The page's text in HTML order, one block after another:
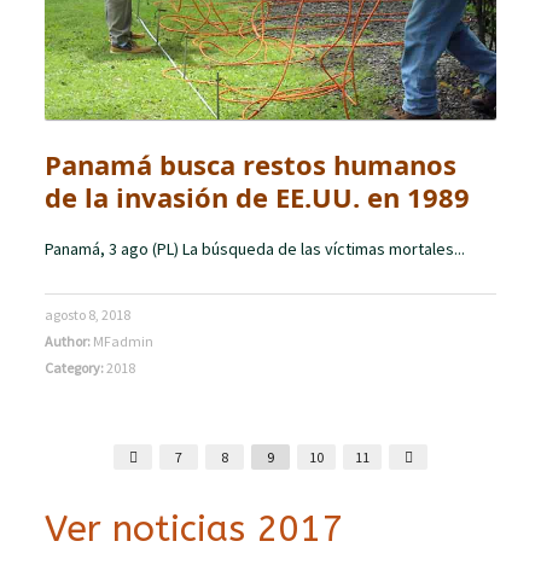
Panamá busca restos humanos
de la invasión de EE.UU. en 1989
Panamá, 3 ago (PL) La búsqueda de las víctimas mortales...
agosto 8, 2018
Author: MFadmin
Category:2018
7 8 9 10 11
Ver noticias 2017